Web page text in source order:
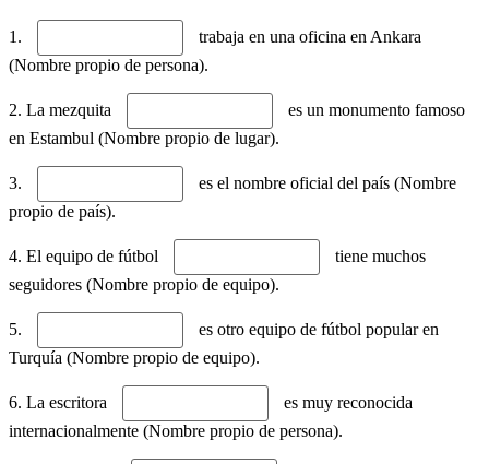
1.
trabaja en una oficina en Ankara
(Nombre propio de persona).
2. La mezquita
es un monumento famoso
en Estambul (Nombre propio de lugar).
3.
es el nombre oficial del país (Nombre
propio de país).
4. El equipo de fútbol
tiene muchos
seguidores (Nombre propio de equipo).
5.
es otro equipo de fútbol popular en
Turquía (Nombre propio de equipo).
6. La escritora
es muy reconocida
internacionalmente (Nombre propio de persona).